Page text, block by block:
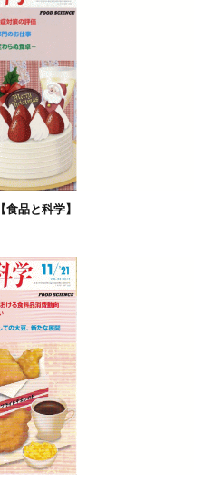
品と科学】